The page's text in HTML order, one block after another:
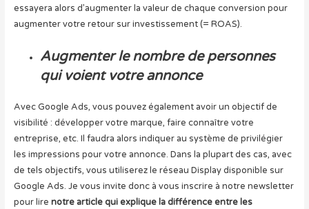
essayera alors d’augmenter la valeur de chaque conversion pour
augmenter votre retour sur investissement (= ROAS).
Augmenter le nombre de personnes
qui voient votre annonce
Avec Google Ads, vous pouvez également avoir un objectif de
visibilité : développer votre marque, faire connaître votre
entreprise, etc. Il faudra alors indiquer au système de privilégier
les impressions pour votre annonce. Dans la plupart des cas, avec
de tels objectifs, vous utiliserez le réseau Display disponible sur
Google Ads. Je vous invite donc à vous inscrire à notre newsletter
pour lire notre article qui explique la différence entre les